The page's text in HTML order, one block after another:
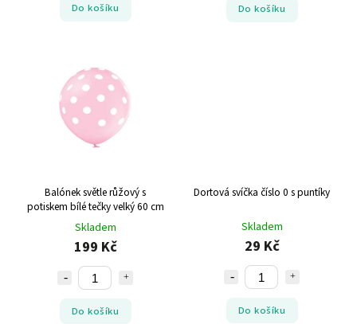
Do košíku Do košíku
Balónek světle růžový s
potiskem bílé tečky velký 60 cm
Skladem
199 Kč
Do košíku
Dortová svíčka číslo 0 s puntíky
Skladem
29 Kč
Do košíku